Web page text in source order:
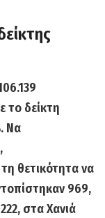
το δείκτη
Να
θετικότητα να
969,
στα Χανιά